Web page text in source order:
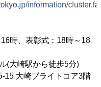
information/
時、表彰式：18時～18
(大崎駅から徒歩5分)
大崎ブライトコア3階